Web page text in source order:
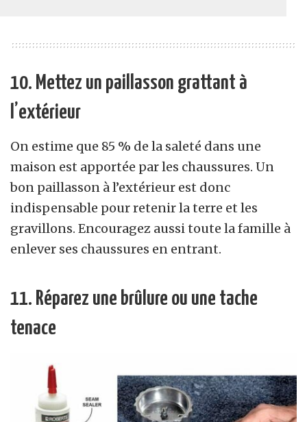
10. Mettez un paillasson grattant à
l’extérieur
On estime que 85 % de la saleté dans une
maison est apportée par les chaussures. Un
bon paillasson à l’extérieur est donc
indispensable pour retenir la terre et les
gravillons. Encouragez aussi toute la famille à
enlever ses chaussures en entrant.
11. Réparez une brûlure ou une tache
tenace